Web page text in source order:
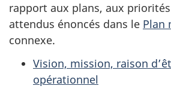
rapport aux plans, aux
attendus énoncés dans le Plan
connexe.
Vision, mission, raison
opérationnel